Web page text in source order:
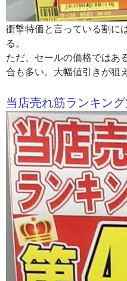
衝撃特価と言っている割に
る。
ただ、セールの価格ではあ
合も多い。大幅値引きが狙
当店売れ筋ランキン